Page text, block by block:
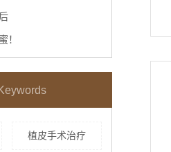
！
Keywords
植皮手术治疗